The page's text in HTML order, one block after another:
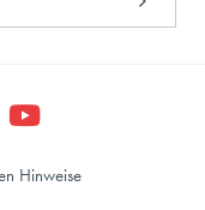
Hinweise